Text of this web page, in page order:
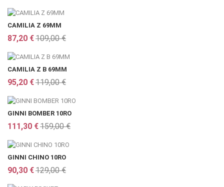
CAMILIA Z 69MM
87,20 €109,00 €
CAMILIA Z B 69MM
95,20 €119,00 €
GINNI BOMBER 10RO
111,30 €159,00 €
GINNI CHINO 10RO
90,30 €129,00 €